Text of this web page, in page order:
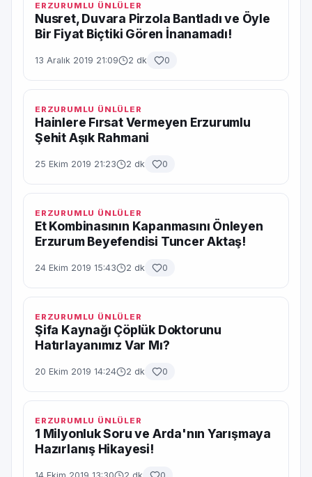
ERZURUMLU ÜNLÜLER
Nusret, Duvara Pirzola Bantladı ve Öyle
Bir Fiyat Biçtiki Gören İnanamadı!
13 Aralık 2019 21:09 2 dk 0
ERZURUMLU ÜNLÜLER
Hainlere Fırsat Vermeyen Erzurumlu
Şehit Aşık Rahmani
25 Ekim 2019 21:23 2 dk 0
ERZURUMLU ÜNLÜLER
Et Kombinasının Kapanmasını Önleyen
Erzurum Beyefendisi Tuncer Aktaş!
24 Ekim 2019 15:43 2 dk 0
ERZURUMLU ÜNLÜLER
Şifa Kaynağı Çöplük Doktorunu
Hatırlayanımız Var Mı?
20 Ekim 2019 14:24 2 dk 0
ERZURUMLU ÜNLÜLER
1 Milyonluk Soru ve Arda'nın Yarışmaya
Hazırlanış Hikayesi!